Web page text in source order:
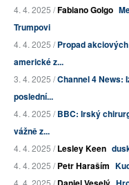
4. 4. 2025 /Fabiano Golgo
Trumpovi
4. 4. 2025 /Propad
americké z...
3. 4. 2025 /Channel 4 News:
poslední...
4. 4. 2025 /BBC: Irský
vážně z...
4. 4. 2025 /Lesley Keen
4. 4. 2025 /Petr Haraším